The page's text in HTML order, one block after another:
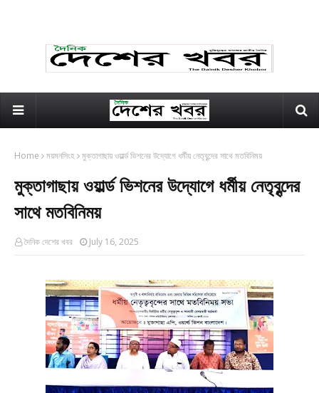
Home ময়মনসিংহ মুক্তাগাছায় ওয়ার্ল্ড ভিশনের উদ্যোগে ধর্মীয় নেতৃবৃন্দের সাথে মতবিনিময়
মুক্তাগাছায় ওয়ার্ল্ড ভিশনের উদ্যোগে ধর্মীয় নেতৃবৃন্দের
সাথে মতবিনিময়
দৈনিক দেশের খবর July 16, 2025